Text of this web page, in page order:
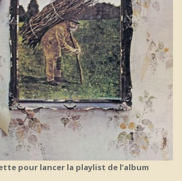
pour lancer la playlist de l’album